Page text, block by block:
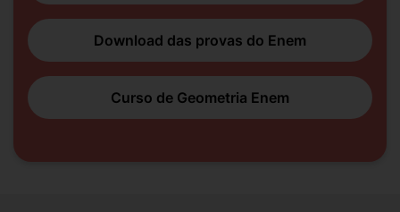
Download das provas do Enem
Curso de Geometria Enem